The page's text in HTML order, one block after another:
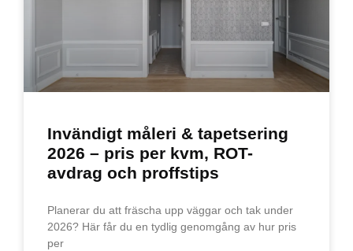
Invändigt måleri & tapetsering
2026 – pris per kvm, ROT-
avdrag och proffstips
Planerar du att fräscha upp väggar och tak under
2026? Här får du en tydlig genomgång av hur pris
per